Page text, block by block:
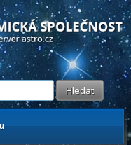
astronomický server